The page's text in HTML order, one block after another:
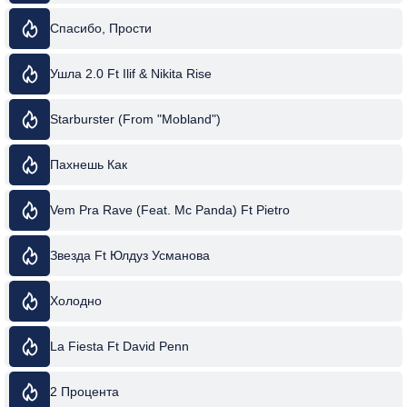
Спасибо, Прости
Ушла 2.0 Ft Ilif & Nikita Rise
Starburster (From "Mobland")
Пахнешь Как
Vem Pra Rave (Feat. Mc Panda) Ft Pietro
Звезда Ft Юлдуз Усманова
Холодно
La Fiesta Ft David Penn
2 Процента